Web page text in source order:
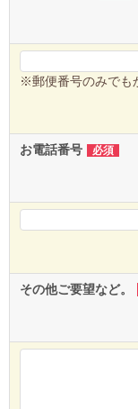
※郵便番号のみでも
お電話番号 必須
その他ご要望など。